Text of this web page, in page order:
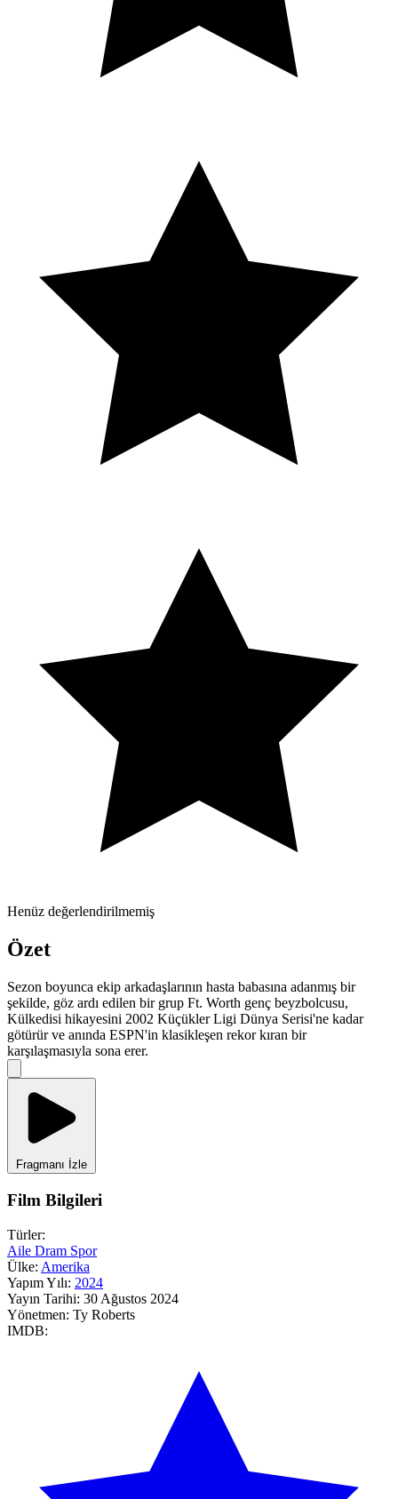
Henüz değerlendirilmemiş
Özet
Sezon boyunca ekip arkadaşlarının hasta babasına adanmış bir
şekilde, göz ardı edilen bir grup Ft. Worth genç beyzbolcusu,
Külkedisi hikayesini 2002 Küçükler Ligi Dünya Serisi'ne kadar
götürür ve anında ESPN'in klasikleşen rekor kıran bir
karşılaşmasıyla sona erer.
Fragmanı İzle
Film Bilgileri
Türler:
Aile Dram Spor
Ülke: Amerika
Yapım Yılı: 2024
Yayın Tarihi: 30 Ağustos 2024
Yönetmen: Ty Roberts
IMDB: